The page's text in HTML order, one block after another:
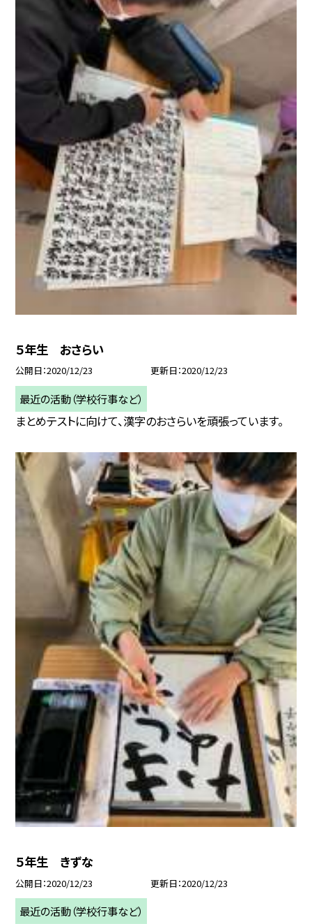
５年生 おさらい
公開日 2020/12/23 更新日 2020/12/23
最近の活動（学校行事など）
まとめテストに向けて、漢字のおさらいを頑張っています。
５年生 きずな
公開日 2020/12/23 更新日 2020/12/23
最近の活動（学校行事など）